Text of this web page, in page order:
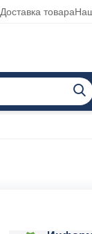
Доставка товара